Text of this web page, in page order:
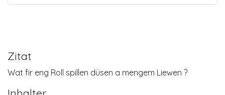
Zitat
Wat fir eng Roll spillen düsen a mengem Liewen ?